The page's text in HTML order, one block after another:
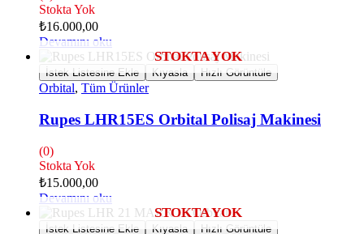
Stokta Yok
₺16.000,00
Devamını oku
İstek Listesine Ekle Kıyasla Hızlı Görüntüle
Orbital, Tüm Ürünler
Rupes LHR15ES Orbital Polisaj Makinesi
(0)
Stokta Yok
₺15.000,00
Devamını oku
İstek Listesine Ekle Kıyasla Hızlı Görüntüle